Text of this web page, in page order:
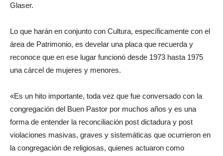
Glaser.
Lo que harán en conjunto con Cultura, específicamente con el
área de Patrimonio, es develar una placa que recuerda y
reconoce que en ese lugar funcionó desde 1973 hasta 1975
una cárcel de mujeres y menores.
«Es un hito importante, toda vez que fue conversado con la
congregación del Buen Pastor por muchos años y es una
forma de entender la reconciliación post dictadura y post
violaciones masivas, graves y sistemáticas que ocurrieron en
la congregación de religiosas, quienes actuaron como